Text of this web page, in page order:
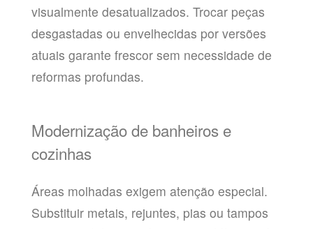
visualmente desatualizados. Trocar peças
desgastadas ou envelhecidas por versões
atuais garante frescor sem necessidade de
reformas profundas.
Modernização de banheiros e
cozinhas
Áreas molhadas exigem atenção especial.
Substituir metais, rejuntes, pias ou tampos